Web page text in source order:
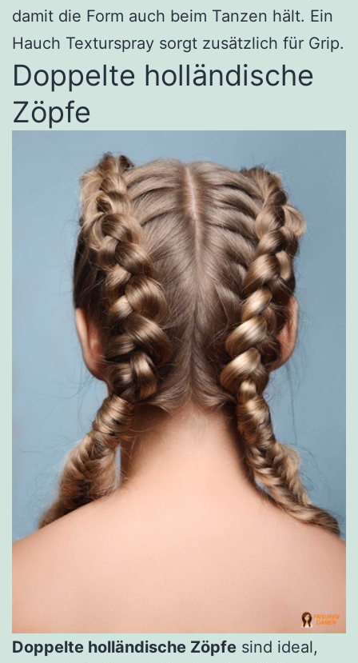
damit die Form auch beim Tanzen hält. Ein
Hauch Texturspray sorgt zusätzlich für Grip.
Doppelte holländische
Zöpfe
Doppelte holländische Zöpfe sind ideal,